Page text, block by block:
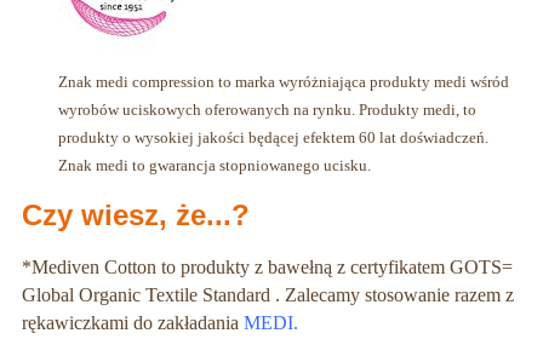
Znak medi compression to marka wyróżniająca produkty medi wśród
wyrobów uciskowych oferowanych na rynku. Produkty medi, to
produkty o wysokiej jakości będącej efektem 60 lat doświadczeń.
Znak medi to gwarancja stopniowanego ucisku.
Czy wiesz, że...?
*Mediven Cotton to produkty z bawełną z certyfikatem GOTS=
Global Organic Textile Standard . Zalecamy stosowanie razem z
rękawiczkami do zakładania MEDI.